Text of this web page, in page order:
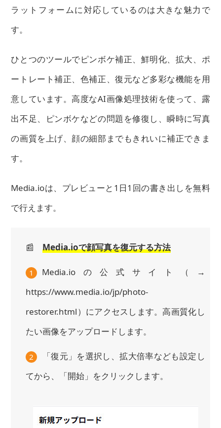
ラットフォームに対応しているのは大きな魅力で
す。
ひとつのツールでピンボケ補正、鮮明化、拡大、ポ
ートレート補正、色補正、復元など多彩な機能を用
意しています。高度なAI画像処理技術を使って、露
出不足、ピンボケなどの問題を修復し、瞬時に写真
の画質を上げ、顔の細部までもきれいに補正できま
す。
Media.ioは、プレビューと1日1回の書き出しを無料
で行えます。
📰Media.ioで顔写真を復元する方法
1
Media.ioの公式サイト（→
https://www.media.io/jp/photo-
restorer.html）にアクセスします。高画質化し
たい画像をアップロードします。
2
「復元」を選択し、拡大倍率なども設定し
てから、「開始」をクリックします。